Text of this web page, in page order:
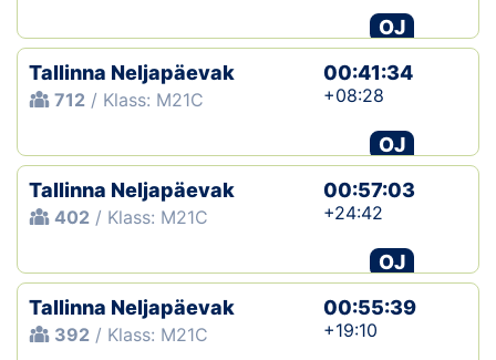
OJ
Tallinna Neljapäevak
712 / Klass: M21C
00:41:34
+08:28
OJ
Tallinna Neljapäevak
402 / Klass: M21C
00:57:03
+24:42
OJ
Tallinna Neljapäevak
392 / Klass: M21C
00:55:39
+19:10